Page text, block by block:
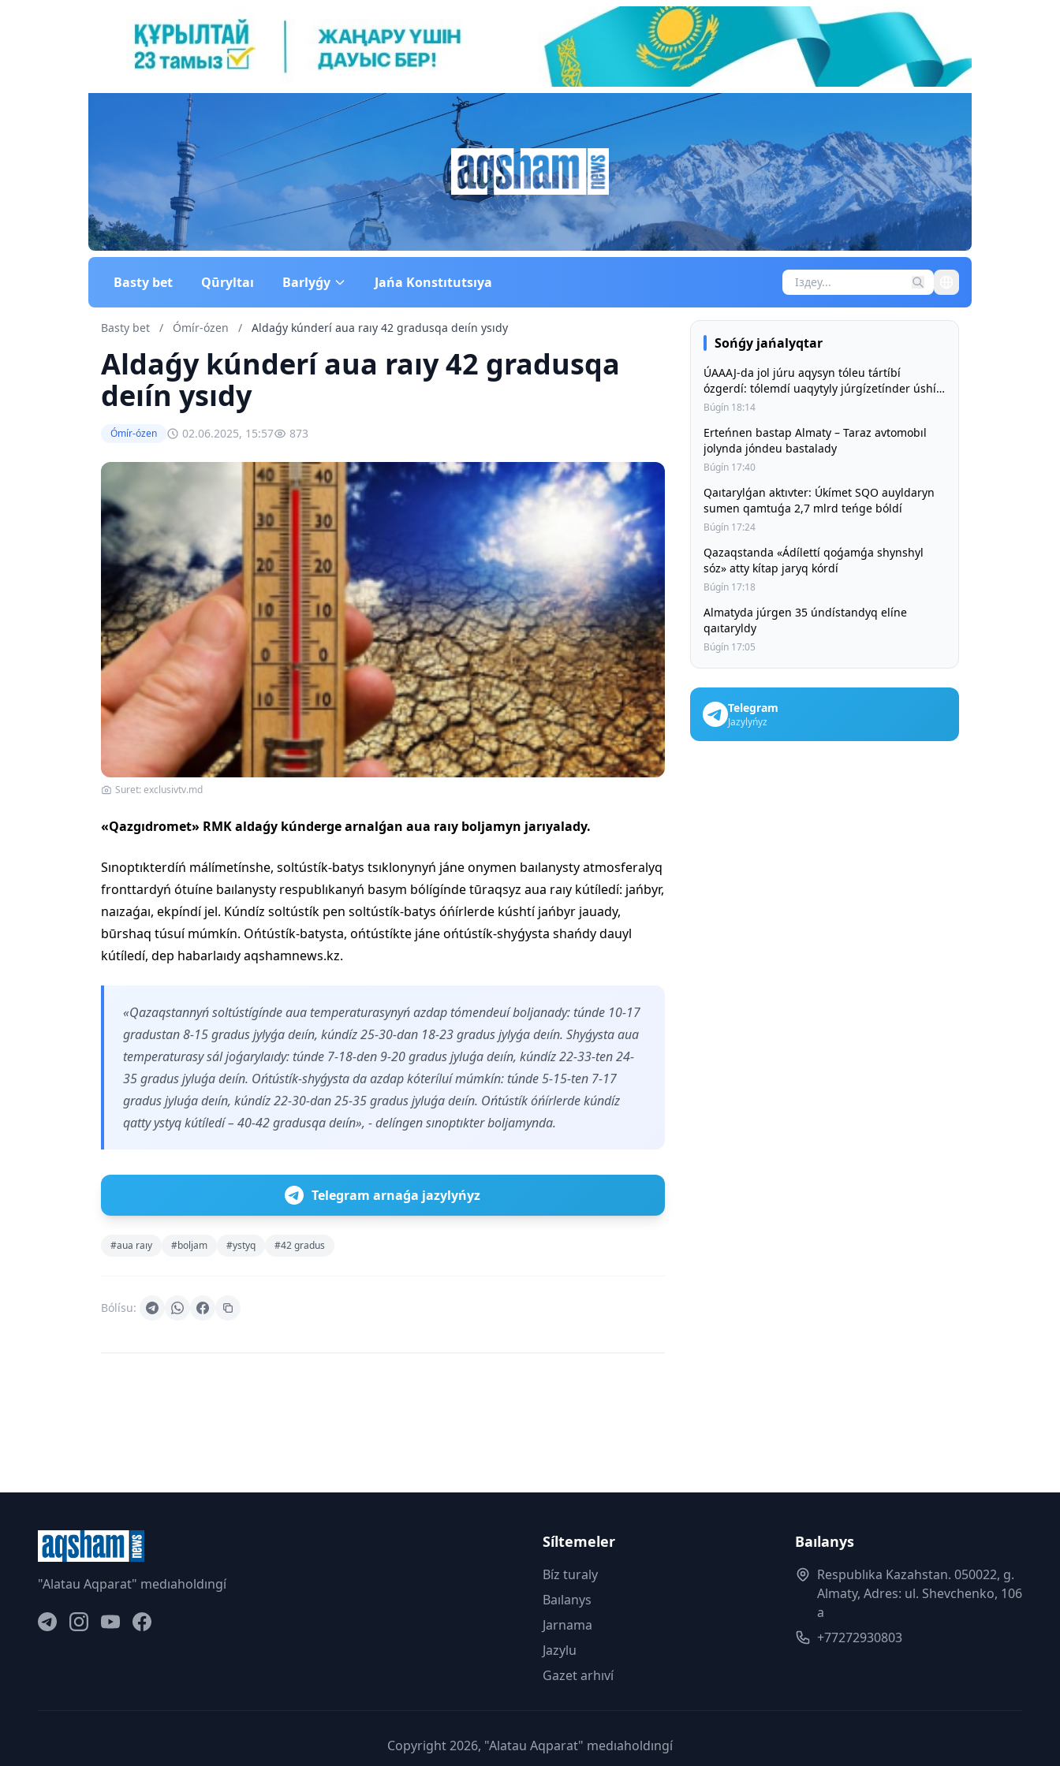
Basty bet Qūryltaı Barlyǵy Jańa Konstıtutsıya
Basty bet / Ómír-ózen / Aldaǵy kúnderí aua raıy 42 gradusqa deıín ysıdy
Aldaǵy kúnderí aua raıy 42 gradusqa
deıín ysıdy
Ómír-ózen 02.06.2025, 15:57 873
Suret: exclusivtv.md
«Qazgıdromet» RMK aldaǵy kúnderge arnalǵan aua raıy boljamyn jarıyalady.
Sınoptıkterdíń málímetínshe, soltústík-batys tsıklonynyń jáne onymen baılanysty atmosferalyq
fronttardyń ótuíne baılanysty respublıkanyń basym bólígínde tūraqsyz aua raıy kútíledí: jańbyr,
naızaǵaı, ekpíndí jel. Kúndíz soltústík pen soltústík-batys óńírlerde kúshtí jańbyr jauady,
būrshaq túsuí múmkín. Ońtústík-batysta, ońtústíkte jáne ońtústík-shyǵysta shańdy dauyl
kútíledí, dep habarlaıdy aqshamnews.kz.
«Qazaqstannyń soltústígínde aua temperaturasynyń azdap tómendeuí boljanady: túnde 10-17
gradustan 8-15 gradus jylyǵa deıín, kúndíz 25-30-dan 18-23 gradus jylyǵa deıín. Shyǵysta aua
temperaturasy sál joǵarylaıdy: túnde 7-18-den 9-20 gradus jyluǵa deıín, kúndíz 22-33-ten 24-
35 gradus jyluǵa deıín. Ońtústík-shyǵysta da azdap kóteríluí múmkín: túnde 5-15-ten 7-17
gradus jyluǵa deıín, kúndíz 22-30-dan 25-35 gradus jyluǵa deıín. Ońtústík óńírlerde kúndíz
qatty ystyq kútíledí – 40-42 gradusqa deıín», - delíngen sınoptıkter boljamynda.
Telegram arnaǵa jazylyńyz
#aua raıy #boljam #ystyq #42 gradus
Bólísu:
Sońǵy jańalyqtar
ÚAAAJ-da jol júru aqysyn tóleu tártíbí
ózgerdí: tólemdí uaqytyly júrgízetínder úshín
jol júru qūny būrynǵy deńgeıde saqtalady
Búgín 18:14
Erteńnen bastap Almaty – Taraz avtomobıl
jolynda jóndeu bastalady
Búgín 17:40
Qaıtarylǵan aktıvter: Úkímet SQO auyldaryn
sumen qamtuǵa 2,7 mlrd teńge bóldí
Búgín 17:24
Qazaqstanda «Ádílettí qoǵamǵa shynshyl
sóz» atty kítap jaryq kórdí
Búgín 17:18
Almatyda júrgen 35 úndístandyq elíne
qaıtaryldy
Búgín 17:05
Telegram
Jazylyńyz
"Alatau Aqparat" medıaholdıngí
Síltemeler
Bíz turaly
Baılanys
Jarnama
Jazylu
Gazet arhıví
Baılanys
Respublıka Kazahstan. 050022, g.
Almaty, Adres: ul. Shevchenko, 106
a
+77272930803
Copyright 2026, "Alatau Aqparat" medıaholdıngí